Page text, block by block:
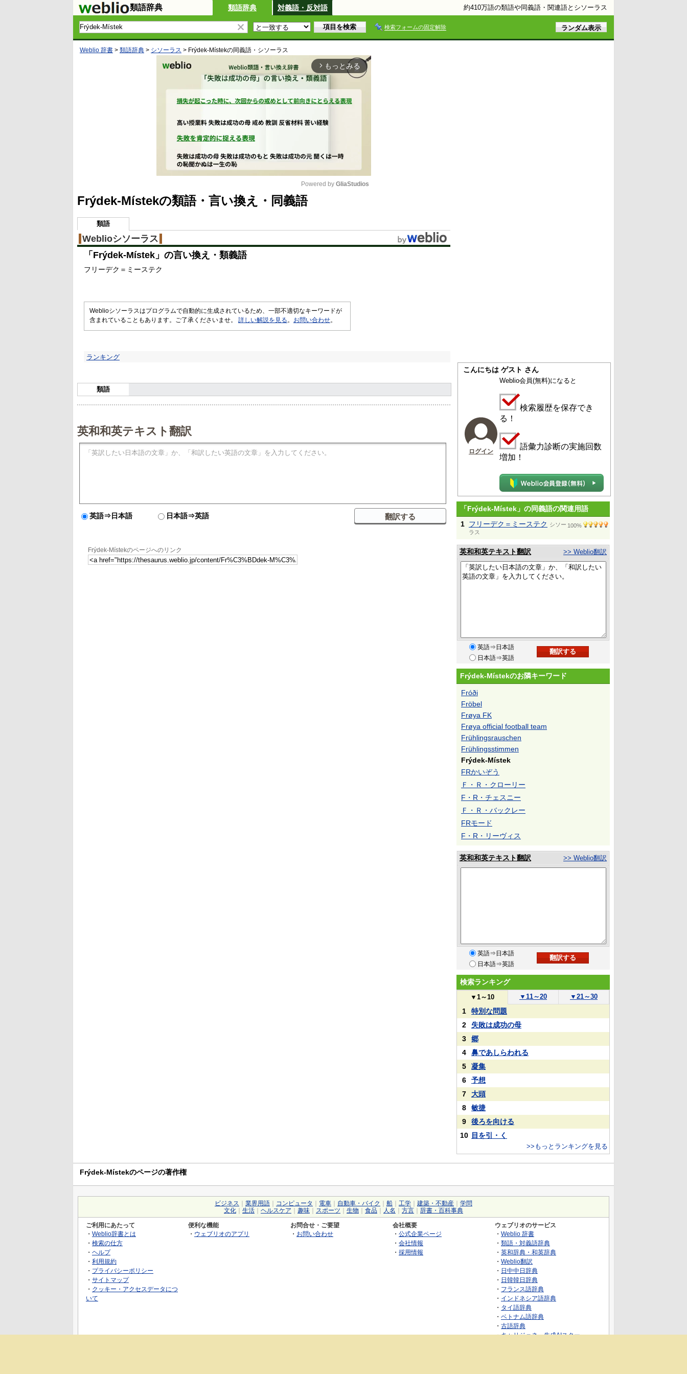
類語辞典 類語辞典 対義語・反対語 約410万語の類語や同義語・関連語とシソーラス
検索フォームの固定解除
Weblio 辞書 > 類語辞典 > シソーラス > Frýdek-Místekの同義語・シソーラス
arrow_forward_ios もっとみる
Powered by GliaStudios
Frýdek-Místekの類語・言い換え・同義語
類語
Weblioシソーラス
「 Frýdek-Místek 」の言い換え・類義語
フリーデク＝ミーステク
Weblioシソーラスはプログラムで自動的に生成されているため、一部不適切なキーワードが
含まれていることもあります。ご了承くださいませ。 詳しい解説を見る 。 お問い合わせ。
ランキング
類語
英和和英テキスト翻訳
英語⇒日本語 日本語⇒英語
Frýdek-Místekのページへのリンク
こんにちは ゲスト さん
ログイン
Weblio会員(無料)になると
検索履歴を保存でき
る！
語彙力診断の実施回数
増加！
「Frýdek-Místek」の同義語の関連用語
1 フリーデク＝ミーステク シソー
ラス
100%
英和和英テキスト翻訳 >> Weblio翻訳
英語⇒日本語
日本語⇒英語
Frýdek-Místekのお隣キーワード
Fróði
Fröbel
Frøya FK
Frøya official football team
Frühlingsrauschen
Frühlingsstimmen
Frýdek-Místek
FRかいぞう
Ｆ・Ｒ・クローリー
F・R・チェスニー
Ｆ・Ｒ・バックレー
FRモード
F・R・リーヴィス
英和和英テキスト翻訳 >> Weblio翻訳
英語⇒日本語
日本語⇒英語
検索ランキング
▼ 1～10 ▼ 11～20 ▼ 21～30
1
特別な問題
2
失敗は成功の母
3
郷
4
鼻であしらわれる
5
凝集
6
予想
7
大頭
8
敏捷
9
後ろを向ける
10 目を引・く
>>もっとランキングを見る
Frýdek-Místekのページの著作権
ビジネス 業界用語 コンピュータ 電車 自動車・バイク 船 工学 建築・不動産
学問
文化
生活 ヘルスケア 趣味 スポーツ 生物 食品 人名 方言 辞書・百科事典
ご利用にあたって
・ Weblio辞書とは
・ 検索の仕方
・ ヘルプ
・ 利用規約
・ プライバシーポリシー
・ サイトマップ
・ クッキー・アクセスデータにつ
いて
便利な機能
・ ウェブリオのアプリ
お問合せ・ご要望
・ お問い合わせ
会社概要
・ 公式企業ページ
・ 会社情報
・ 採用情報
ウェブリオのサービス
・ Weblio 辞書
・ 類語・対義語辞典
・ 英和辞典・和英辞典
・ Weblio翻訳
・ 日中中日辞典
・ 日韓韓日辞典
・ フランス語辞典
・ インドネシア語辞典
・ タイ語辞典
・ ベトナム語辞典
・ 古語辞典
・キャリジェネ～生成AIスクー